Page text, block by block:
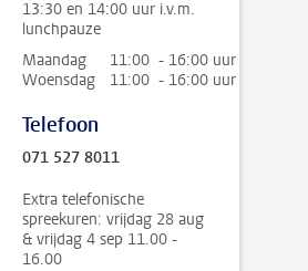
13:30 en 14:00 uur i.v.m.
lunchpauze
Maandag
11:00 - 16:00 uur
Woensdag
11:00 - 16:00 uur
Telefoon
071 527 8011
Extra telefonische
spreekuren: vrijdag 28 aug
& vrijdag 4 sep 11.00 -
16.00